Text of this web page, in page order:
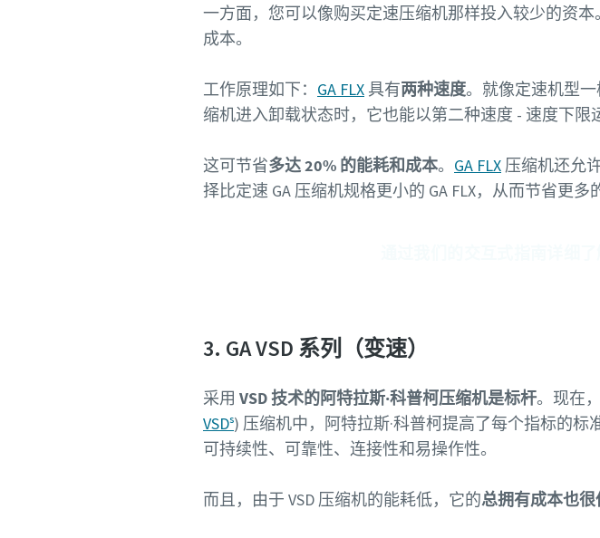
一方面，您可以像购买定速压缩机那样投入较少的资
成本。
工作原理如下： GA FLX 具有两种速度。就像定速机型
缩机进入卸载状态时，它也能以第二种速度 - 速度下限
这可节省多达 20% 的能耗和成本。 GA FLX 压缩机还允
择比定速 GA 压缩机规格更小的 GA FLX，从而节省更多
3. GA VSD 系列（变速）
采用 VSD 技术的阿特拉斯·科普柯压缩机是标杆。现在
VSDˢ) 压缩机中，阿特拉斯·科普柯提高了每个指标的标
可持续性、可靠性、连接性和易操作性。
而且，由于 VSD 压缩机的能耗低，它的总拥有成本也很